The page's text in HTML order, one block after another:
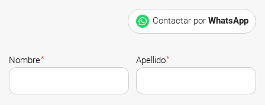
Contactar por WhatsApp
Nombre* Apellido*